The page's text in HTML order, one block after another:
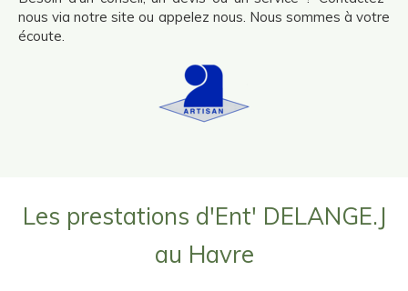
nous via notre site ou appelez nous. Nous sommes à votre
écoute.
Les prestations d'Ent' DELANGE.J
au Havre